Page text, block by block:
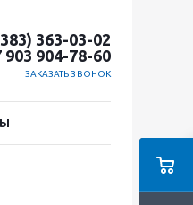
363-03-02
903 904-78-60
ЗАКАЗАТЬ ЗВОНОК